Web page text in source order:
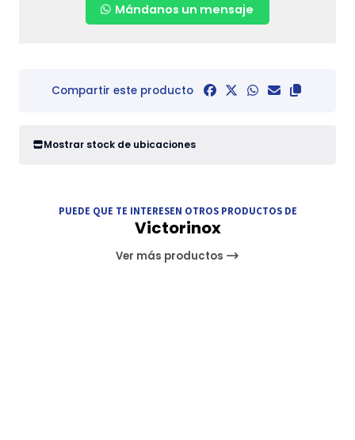
Mándanos un mensaje
Compartir este producto
Mostrar stock de ubicaciones
PUEDE QUE TE INTERESEN OTROS PRODUCTOS DE
Victorinox
Ver más productos